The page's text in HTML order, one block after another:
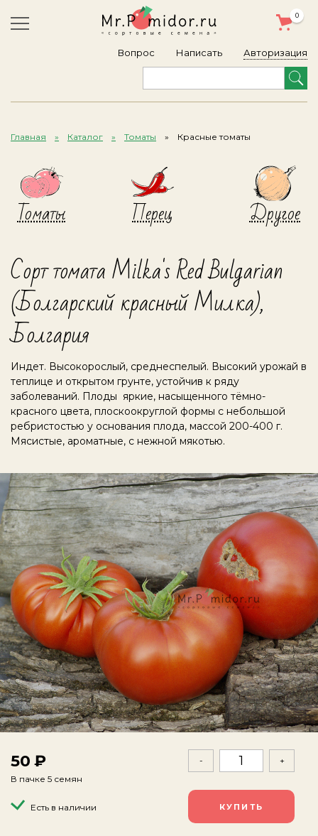
Вопрос Написать
0
Авторизация
Главная Каталог Томаты Красные томаты
Томаты Перец Другое
Сорт томата Milka's Red Bulgarian
(Болгарский красный Милка),
Болгария
Индет. Высокорослый, среднеспелый. Высокий урожай в
теплице и открытом грунте, устойчив к ряду
заболеваний. Плоды яркие, насыщенного тёмно-
красного цвета, плоскоокруглой формы с небольшой
ребристостью у основания плода, массой 200-400 г.
Мясистые, ароматные, с нежной мякотью.
50
В пачке 5 семян
Есть в наличии
- +